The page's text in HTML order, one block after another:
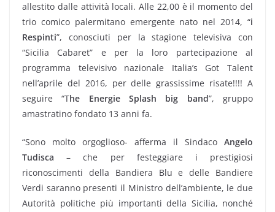
allestito dalle attività locali. Alle 22,00 è il momento del
trio comico palermitano emergente nato nel 2014, “i
Respinti”, conosciuti per la stagione televisiva con
“Sicilia Cabaret” e per la loro partecipazione al
programma televisivo nazionale Italia’s Got Talent
nell’aprile del 2016, per delle grassissime risate!!!! A
seguire “The Energie Splash big band”, gruppo
amastratino fondato 13 anni fa.
“Sono molto orgoglioso- afferma il Sindaco Angelo
Tudisca – che per festeggiare i prestigiosi
riconoscimenti della Bandiera Blu e delle Bandiere
Verdi saranno presenti il Ministro dell’ambiente, le due
Autorità politiche più importanti della Sicilia, nonché